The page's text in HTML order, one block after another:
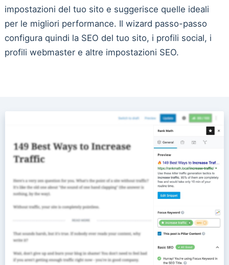
impostazioni del tuo sito e suggerisce quelle ideali
per le migliori performance. Il wizard passo-passo
configura quindi la SEO del tuo sito, i profili social, i
profili webmaster e altre impostazioni SEO.